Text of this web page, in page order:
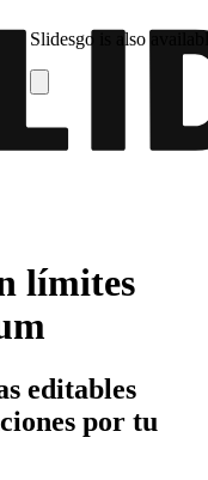
Slidesgo is also
límites
editables
por tu